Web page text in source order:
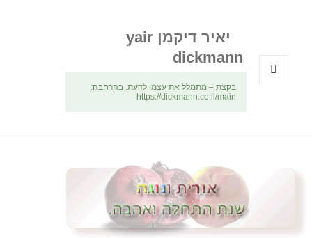
יאיר דיקמן yair
dickmann
בקצת – מתמלל את עצמי לדעת. בהרחבה:
https://dickmann.co.il/main